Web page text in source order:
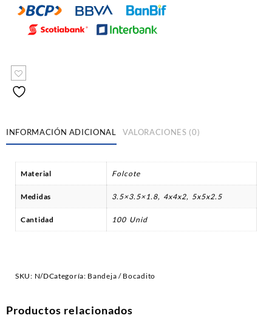
INFORMACIÓN ADICIONAL VALORACIONES (0)
Material Folcote
Medidas 3.5×3.5×1.8, 4x4x2, 5x5x2.5
Cantidad 100 Unid
SKU: N/DCategoría: Bandeja / Bocadito
Productos relacionados